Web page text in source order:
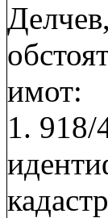
имот:
1. 918/